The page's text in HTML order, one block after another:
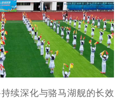
深化与骆马湖舰的长效